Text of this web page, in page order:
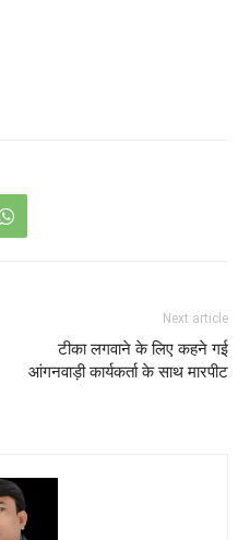
Next article
टीका लगवाने के लिए कहने गई
आंगनवाड़ी कार्यकर्ता के साथ मारपीट